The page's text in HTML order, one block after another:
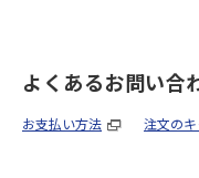
よくあるお問い合
お支払い方法 注文の